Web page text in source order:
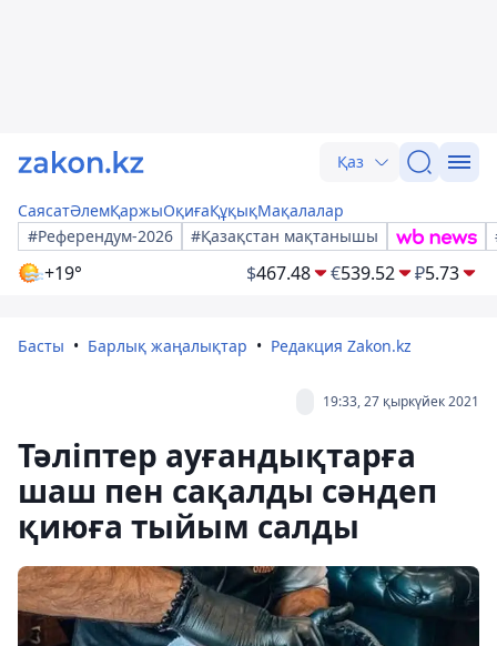
Қаз
СаясатӘлемҚаржыОқиғаҚұқықМақалалар
#Референдум-2026
#Қазақстан мақтанышы
+19° $467.48 €539.52 ₽5.73
Басты Барлық жаңалықтар Редакция Zakon.kz
19:33, 27 қыркүйек 2021
Тәліптер ауғандықтарға
шаш пен сақалды сәндеп
қиюға тыйым салды